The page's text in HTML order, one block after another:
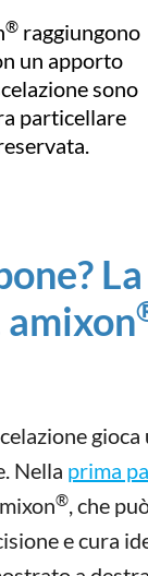
®raggiungono
un apporto
sono
particellare
Nella prima
®, che
e cura